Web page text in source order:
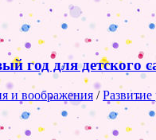
год для детского
и воображения /